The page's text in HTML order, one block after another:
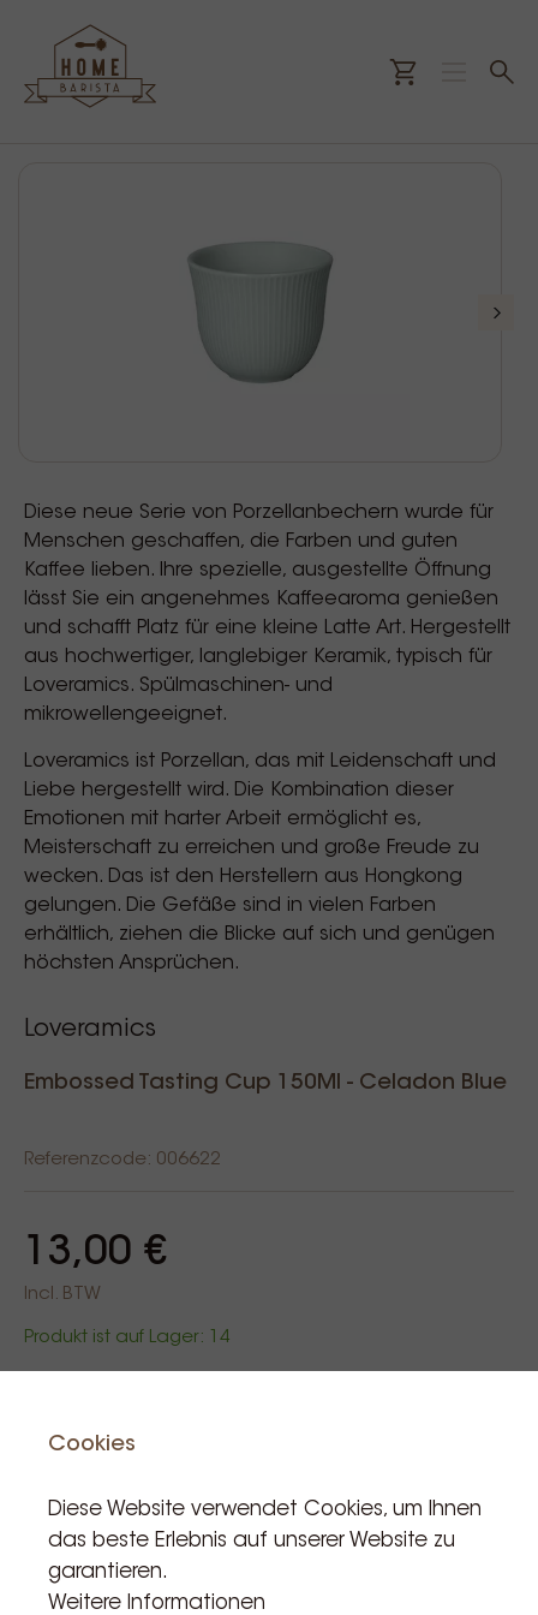
Diese neue Serie von Porzellanbechern wurde für
Menschen geschaffen, die Farben und guten
Kaffee lieben. Ihre spezielle, ausgestellte Öffnung
lässt Sie ein angenehmes Kaffeearoma genießen
und schafft Platz für eine kleine Latte Art. Hergestellt
aus hochwertiger, langlebiger Keramik, typisch für
Loveramics. Spülmaschinen- und
mikrowellengeeignet.
Loveramics ist Porzellan, das mit Leidenschaft und
Liebe hergestellt wird. Die Kombination dieser
Emotionen mit harter Arbeit ermöglicht es,
Meisterschaft zu erreichen und große Freude zu
wecken. Das ist den Herstellern aus Hongkong
gelungen. Die Gefäße sind in vielen Farben
erhältlich, ziehen die Blicke auf sich und genügen
höchsten Ansprüchen.
Loveramics
Embossed Tasting Cup 150Ml - Celadon Blue
Referenzcode: 006622
13,00 €
Incl. BTW
Produkt ist auf Lager: 14
Cookies
Diese Website verwendet Cookies, um Ihnen
das beste Erlebnis auf unserer Website zu
garantieren.
Weitere Informationen